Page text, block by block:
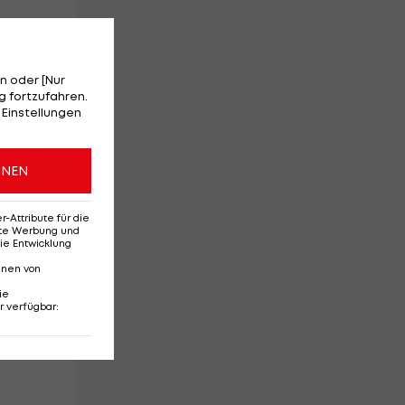
oder [Nur
fortzufahren.
Attribute für die
Werbung und
Entwicklung
von
verfügbar: